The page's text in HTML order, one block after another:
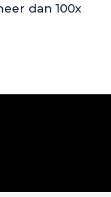
dan 100x